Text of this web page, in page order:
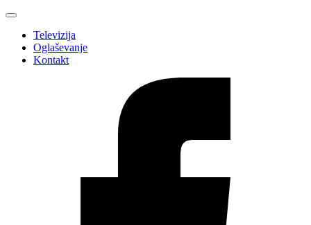
Televizija
Oglaševanje
Kontakt